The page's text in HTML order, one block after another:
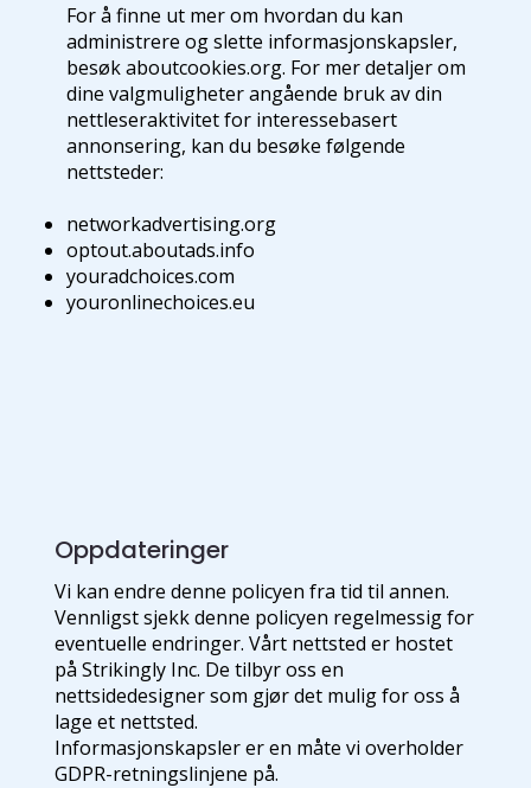
For å finne ut mer om hvordan du kan
administrere og slette informasjonskapsler,
besøk aboutcookies.org. For mer detaljer om
dine valgmuligheter angående bruk av din
nettleseraktivitet for interessebasert
annonsering, kan du besøke følgende
nettsteder:
networkadvertising.org
optout.aboutads.info
youradchoices.com
youronlinechoices.eu
Oppdateringer
Vi kan endre denne policyen fra tid til annen.
Vennligst sjekk denne policyen regelmessig for
eventuelle endringer. Vårt nettsted er hostet
på Strikingly Inc. De tilbyr oss en
nettsidedesigner som gjør det mulig for oss å
lage et nettsted.
Informasjonskapsler er en måte vi overholder
GDPR-retningslinjene på.